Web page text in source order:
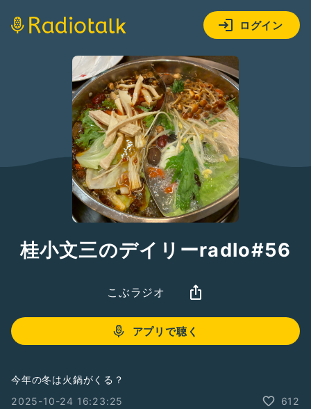
ログイン
桂小文三のデイリーradlo#56
こぶラジオ
アプリで聴く
今年の冬は火鍋がくる？
2025-10-24 16:23:25
612